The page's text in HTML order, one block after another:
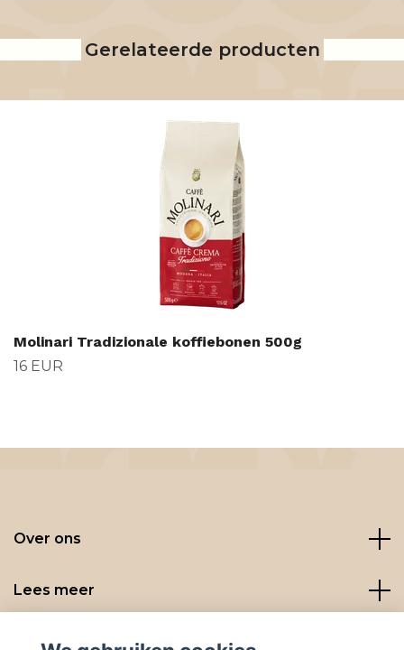
Gerelateerde producten
Molinari Tradizionale koffiebonen 500g
16 EUR
Over ons
Lees meer
Social media